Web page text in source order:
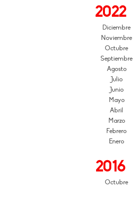
2022
Diciembre
Noviembre
Octubre
Septiembre
Agosto
Julio
Junio
Mayo
Abril
Marzo
Febrero
Enero
2016
Octubre